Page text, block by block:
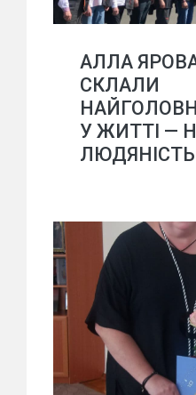
АЛЛА
СКЛАЛИ
У ЖИТТІ —